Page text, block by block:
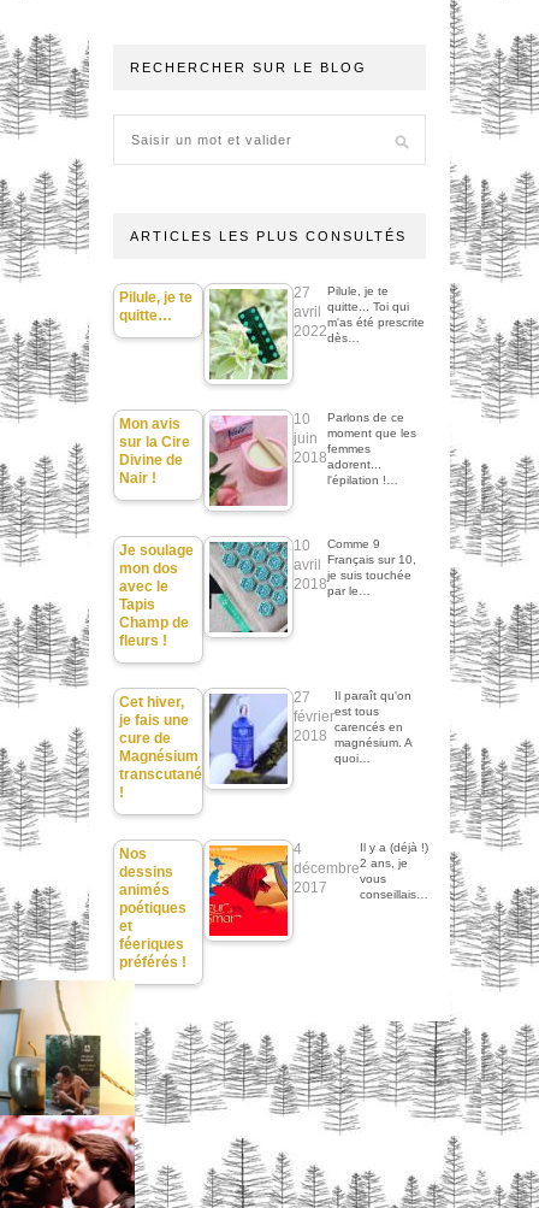
RECHERCHER SUR LE BLOG
ARTICLES LES PLUS CONSULTÉS
Pilule, je te
quitte…
27
avril
2022
Pilule, je te
quitte... Toi qui
m'as été prescrite
dès…
Mon avis
sur la Cire
Divine de
Nair !
10
juin
2018
Parlons de ce
moment que les
femmes
adorent...
l'épilation !…
Je soulage
mon dos
avec le
Tapis
Champ de
fleurs !
10
avril
2018
Comme 9
Français sur 10,
je suis touchée
par le…
Cet hiver,
je fais une
cure de
Magnésium
transcutané
!
27
février
2018
Il paraît qu'on
est tous
carencés en
magnésium. A
quoi…
Nos
dessins
animés
poétiques
et
féeriques
préférés !
4
décembre
2017
Il y a (déjà !)
2 ans, je
vous
conseillais…